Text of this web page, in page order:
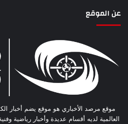
عن الموقع
موقع مرصد الأخباري هو موقع يضم أخبار
العالمية لديه أقسام عديدة وأخبار رياضية